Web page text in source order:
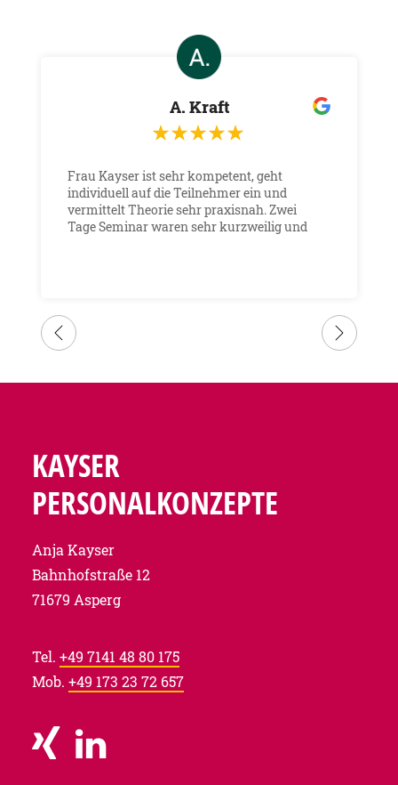
A. Kraft
Frau Kayser ist sehr kompetent, geht
individuell auf die Teilnehmer ein und
vermittelt Theorie sehr praxisnah. Zwei
Tage Seminar waren sehr kurzweilig und
KAYSER
PERSONALKONZEPTE
Anja Kayser
Bahnhofstraße 12
71679 Asperg
Tel. +49 7141 48 80 175
Mob. +49 173 23 72 657